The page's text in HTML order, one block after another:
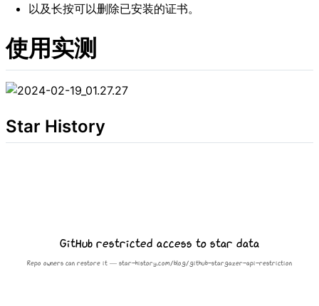
以及长按可以删除已安装的证书。
使用实测
Star History